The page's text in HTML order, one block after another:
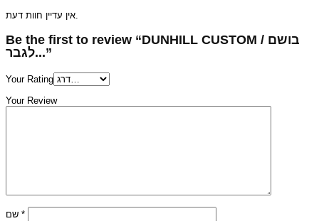
אין עדיין חוות דעת.
Be the first to review “DUNHILL CUSTOM / בושם
לגבר...”
Your Rating
Your Review
*